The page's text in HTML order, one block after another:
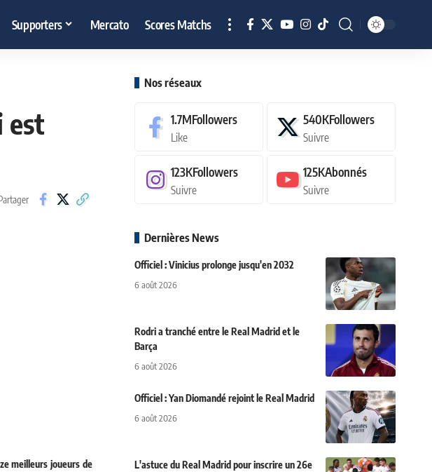
Supporters Mercato Scores Matchs
est
meilleurs joueurs de
Nos réseaux
1.7MFollowers
Like
540KFollowers
Suivre
123KFollowers
Suivre
125KAbonnés
Suivre
Dernières News
Officiel : Vinicius prolonge jusqu'en 2032
6 août 2026
Rodri a tranché entre le Real Madrid et le
Barça
6 août 2026
Officiel : Yan Diomandé rejoint le Real Madrid
6 août 2026
L'astuce du Real Madrid pour inscrire un 26e